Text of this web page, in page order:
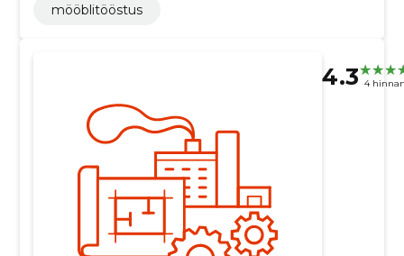
mööblitööstus
4.3 4